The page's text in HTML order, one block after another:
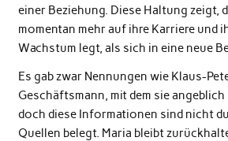
einer Beziehung. Diese Haltung zeigt,
momentan mehr auf ihre Karriere und
Wachstum legt, als sich in eine neue
Es gab zwar Nennungen wie Klaus-
Geschäftsmann, mit dem sie angeblich
doch diese Informationen sind nicht
Quellen belegt. Maria bleibt